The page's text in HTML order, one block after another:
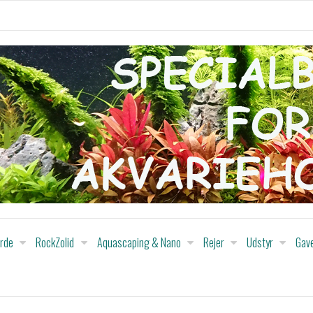
RockZolid Aquascaping & Nano Rejer Udstyr